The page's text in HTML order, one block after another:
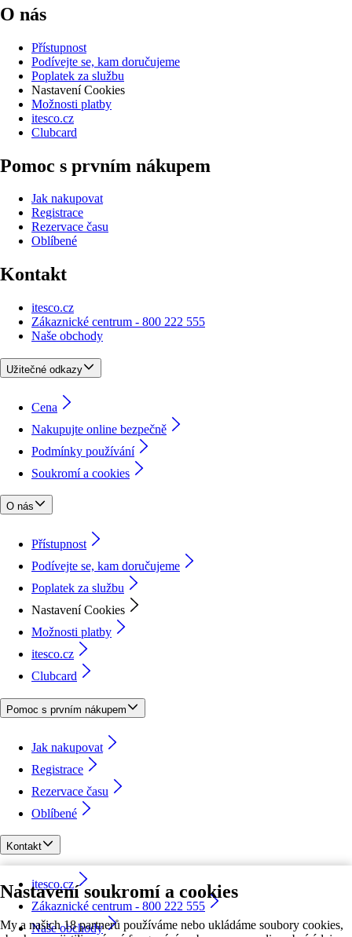
Nastavení soukromí a cookies
My a našich 18 partnerů používáme nebo ukládáme soubory cookies,
O nás
Přístupnost
Podívejte se, kam doručujeme
Poplatek za službu
Nastavení Cookies
Možnosti platby
itesco.cz
Clubcard
Pomoc s prvním nákupem
Jak nakupovat
Registrace
Rezervace času
Oblíbené
Kontakt
itesco.cz
Zákaznické centrum - 800 222 555
Naše obchody
Užitečné odkazy
Cena
Nakupujte online bezpečně
Podmínky používání
Soukromí a cookies
O nás
Přístupnost
Podívejte se, kam doručujeme
Poplatek za službu
Nastavení Cookies
Možnosti platby
itesco.cz
Clubcard
Pomoc s prvním nákupem
Jak nakupovat
Registrace
Rezervace času
Oblíbené
Kontakt
itesco.cz
Zákaznické centrum - 800 222 555
Naše obchody